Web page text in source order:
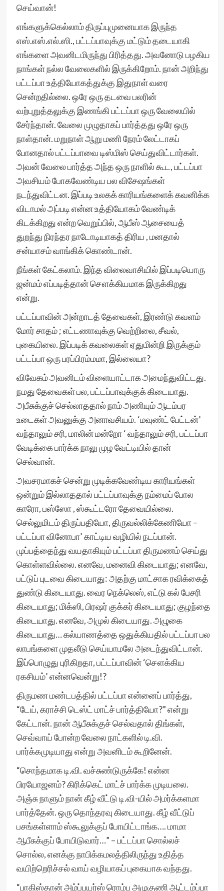
செய்வான்!
எங்களுக்கெல்லாம் திருப்புமுனையாக இருந்த
எஸ்.எஸ்.எல்.ஸி., பட்டப்பாவுக்கு மட்டும் தடையாகி
எங்களை அவனிடமிருந்து பிரித்தது. அவனோடு பழகிய
நாங்கள் நல்ல வேலைகளில் இருக்கிறோம். நான் அறிந்து
பட்டப்பா உத்தியோகத்துக்கு இதுநாள் வரை
சென்றதில்லை. ஒரே ஒரு தடவை பலரின்
வற்புறுத்தலுக்கு இணங்கி பட்டப்பா ஒரு வேலையில்
சேர்ந்தான். வேலை முழுதாகப் பார்த்தது ஒரே ஒரு
நாள்தான். மறுநாள் ஆறு மணி நேரம் லேட்டாகப்
போனதால் பட்டப்பாவை டிஸ்மிஸ் செய்துவிட்டார்கள்.
அவன் வேலை பார்த்த அந்த ஒரு நாளில் கூட, பட்டப்பா
அவசியம் போகவேண்டிய பல விசேஷங்கள்
நடந்துவிட்டன. இப்படி உலகக் காரியங்களைக் கவனிக்க
விடாமல் அப்படி என்ன உத்தியோகம் வேண்டிக்
கிடக்கிறது என்ற வெறுப்பில், ஆபீஸ் ஆசையைத்
துறந்து நிரந்தர நாடோடியாகத் திரிய , மனதால்
சன்யாசம் வாங்கிக் கொண்டான்.
நீங்கள் கேட்கலாம். இந்த விலைவாசியில் இப்படியொரு
ஜன்மம் எப்படித்தான் சௌக்கியமாக இருக்கிறது
என்று.
பட்டப்பாவின் அன்றாடத் தேவைகள், இரண்டு கவளம்
மோர் சாதம் ; எட்டணாவுக்கு வெற்றிலை, சீவல்,
புகையிலை. இப்படிக் கவலைகள் ஏதுமின்றி இருக்கும்
பட்டப்பா ஒரு பரப்பிரம்மமா, இல்லையா?
விவேகம் அவனிடம் விளையாட்டாக அமைந்துவிட்டது.
நமது தேவைகள் பல, பட்டப்பாவுக்குக் கிடையாது.
அபீசுக்குச் செல்லாததால் நாம் அணியும் ஆடம்பர
உடைகள் அவனுக்கு அனாவசியம். ‘மவுண்ட் பேட்டன்’
வந்தாலும் சரி, மாலின் மன்றோ ‘ வந்தாலும் சரி, பட்டப்பா
வேடிக்கை பார்க்க நாலு முழ வேட்டியில் தான்
செல்வான்.
அவசரமாகச் சென்று முடிக்கவேண்டிய காரியங்கள்
ஒன்றும் இல்லாததால் பட்டப்பாவுக்கு நம்மைப் போல
காரோ, பஸ்ஸோ , ஸ்கூட்டரோ தேவையில்லை.
செல்லுமிடம் திருப்பதியோ, திருவல்லிக்கேணியோ –
பட்டப்பா வினோபா’ காட்டிய வழியில் நடப்பான்.
முப்பத்தைந்து வயதாகியும் பட்டப்பா திருமணம் செய்து
கொள்ளவில்லை. எனவே, மனைவி கிடையாது; எனவே,
பட்டுப் புடவை கிடையாது: அதற்கு மாட்சாக ரவிக்கைத்
துண்டு கிடையாது. வைர நெக்லெஸ், எட்டு கல் பேசரி
கிடையாது; மிக்ஸி, பிரஷர் குக்கர் கிடையாது; குழந்தை
கிடையாது. எனவே, அமுல் கிடையாது. அழுகை
கிடையாது… கல்யாணத்தை ஒதுக்கியதில் பட்டப்பா பல
லாபங்களை முதலீடு செய்யாமலே அடைந்துவிட்டான்.
இப்பொழுது புரிகிறதா, பட்டப்பாவின் ‘சௌக்கிய
ரகசியம்’ என்னவென்று!?
திருமண மண்டபத்தில் பட்டப்பா என்னைப் பார்த்து,
“டேய், கராச்சி டெஸ்ட் மாட்ச் பார்த்தியோ?” என்று
கேட்டான். நான் ஆபீசுக்குச் செல்வதால் திங்கள்,
செவ்வாய் போன்ற வேலை நாட்களில் டி.வி.
பார்க்கமுடியாது என்று அவனிடம் கூறினேன்.
“சொந்தமாக டி.வி. வச்சுண்டுருக்கே! என்ன
பிரயோஜனம்? கிரிக்கெட் மாட்ச் பார்க்க முடியலை.
அஞ்சு நாளும் நான் கீழ் வீட்டு டி.வி-யில் அமர்க்களமா
பார்த்தேன். ஒரு தொந்தரவு கிடையாது. கீழ் வீட்டுப்
பசங்கள்ளாம் ஸ்கூலுக்குப் போயிட்டாங்க…. மாமா
ஆபீசுக்குப் போயிடுவார்…” – பட்டப்பா சொல்லச்
சொல்ல, எனக்கு நாபிக்கமலத்திலிருந்து உதித்த
வயிற்றெரிச்சல் வாய் வழியாகப் புகையாக வந்தது.
“பாகிஸ்தான் அம்ப்பயர்ஸ் ரொம்ப அழுகுணி ஆட்டம்ப்பா